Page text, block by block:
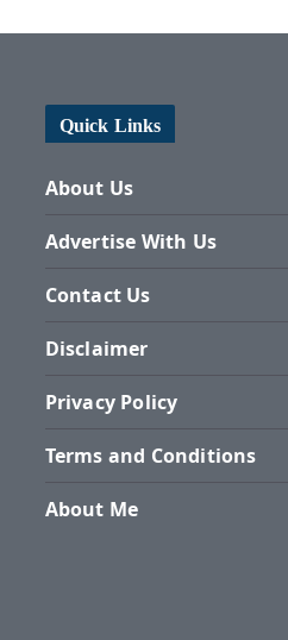
Quick Links
About Us
Advertise With Us
Contact Us
Disclaimer
Privacy Policy
Terms and Conditions
About Me